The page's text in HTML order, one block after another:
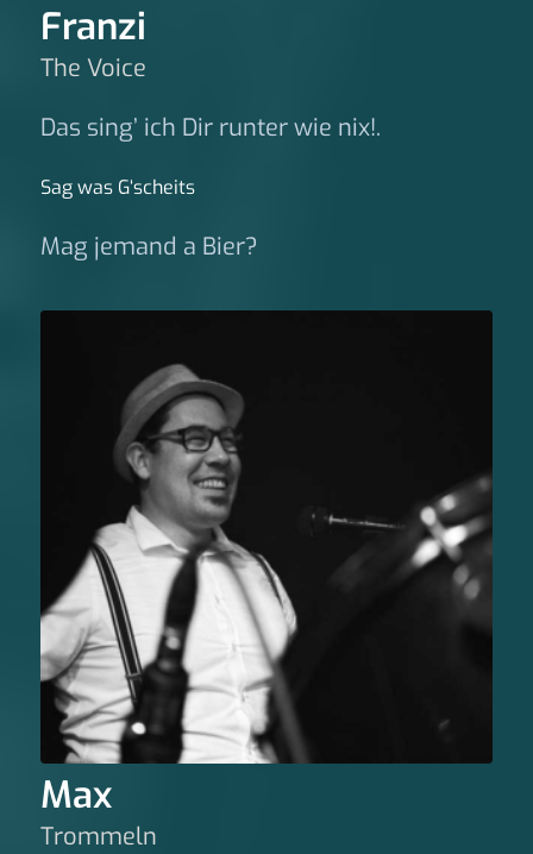
Franzi
The Voice
Das sing’ ich Dir runter wie nix!.
Sag was G‘scheits
Mag jemand a Bier?
Max
Trommeln